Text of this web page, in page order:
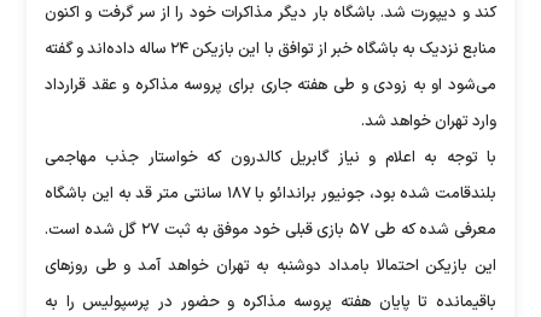
کند و دیپورت شد. باشگاه بار دیگر مذاکرات خود را از سر گرفت و اکنون
منابع نزدیک به باشگاه خبر از توافق با این بازیکن ۲۴ ساله داده‌اند و گفته
می‌شود او به زودی و طی هفته جاری برای پروسه مذاکره و عقد قرارداد
وارد تهران خواهد شد.
با توجه به اعلام و نیاز گابریل کالدرون که خواستار جذب مهاجمی
بلندقامت شده بود، جونیور براندائو با ۱۸۷ سانتی متر قد به این باشگاه
معرفی شده که طی ۵۷ بازی قبلی خود موفق به ثبت ۲۷ گل شده است.
این بازیکن احتمالا بامداد دوشنبه به تهران خواهد آمد و طی روز‌های
باقیمانده تا پایان هفته پروسه مذاکره و حضور در پرسپولیس را به